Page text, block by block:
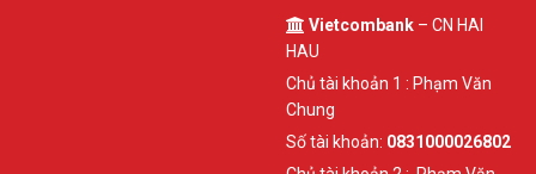
Vietcombank – CN HAI
HAU
Chủ tài khoản 1 : Phạm Văn
Chung
Số tài khoản: 0831000026802